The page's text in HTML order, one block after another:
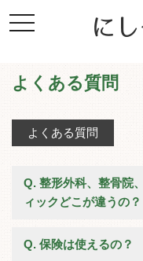
toggle
navigation
よくある質問
よくある質問
整形外科、整骨院
ィックどこが違うの？
保険は使えるの？